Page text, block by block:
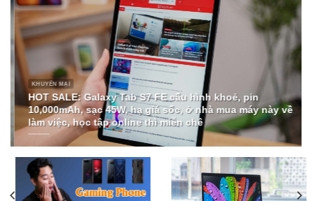
KHUYẾN MẠI
HOT SALE: Galaxy Tab S7 FE cấu hình khoẻ, pin
10,000mAh, sạc 45W, hạ giá sốc, ở nhà mua máy này về
làm việc, học tập online thì miễn chê